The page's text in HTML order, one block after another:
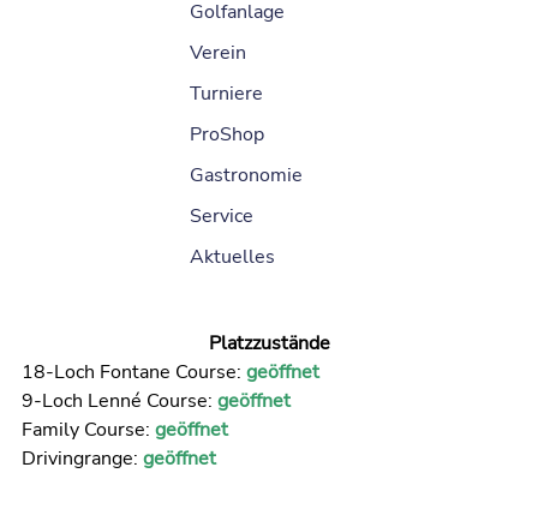
Golfanlage
Verein
Turniere
ProShop
Gastronomie
Service
Aktuelles
Platzzustände
18-Loch Fontane Course: geöffnet
9-Loch Lenné Course: geöffnet
Family Course: geöffnet
Drivingrange: geöffnet